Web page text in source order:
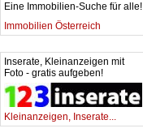
Eine Immobilien-Suche für alle!
Immobilien Österreich
Inserate, Kleinanzeigen mit
Foto - gratis aufgeben!
Kleinanzeigen, Inserate...